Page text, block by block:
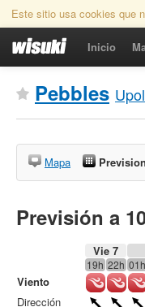
Este sitio usa cookies que
Inicio
Pebbles
Mapa
Previsión a
Vie 7
19h 22h 01h
Viento
Dirección